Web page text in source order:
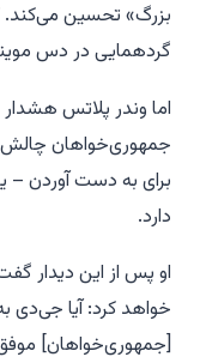
بزرگ» تحسین می‌کند.
گردهمایی در دس
اما وندر پلاتس
جمهوری‌خواهان
برای به دست آوردن –
دارد.
او پس از این دیدار
خواهد کرد: آیا جی‌دی
[جمهوری‌خواهان]